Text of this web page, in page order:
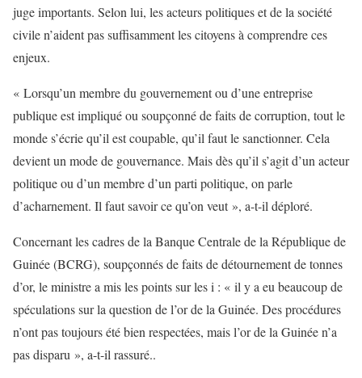
juge importants. Selon lui, les acteurs politiques et de la société
civile n’aident pas suffisamment les citoyens à comprendre ces
enjeux.
« Lorsqu’un membre du gouvernement ou d’une entreprise
publique est impliqué ou soupçonné de faits de corruption, tout le
monde s’écrie qu’il est coupable, qu’il faut le sanctionner. Cela
devient un mode de gouvernance. Mais dès qu’il s’agit d’un acteur
politique ou d’un membre d’un parti politique, on parle
d’acharnement. Il faut savoir ce qu’on veut », a-t-il déploré.
Concernant les cadres de la Banque Centrale de la République de
Guinée (BCRG), soupçonnés de faits de détournement de tonnes
d’or, le ministre a mis les points sur les i : « il y a eu beaucoup de
spéculations sur la question de l’or de la Guinée. Des procédures
n’ont pas toujours été bien respectées, mais l’or de la Guinée n’a
pas disparu », a-t-il rassuré..